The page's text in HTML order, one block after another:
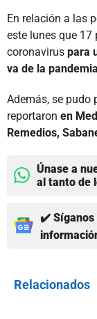
En relación a las
este lunes que
coronavirus para
va de la
Además, se pudo
reportaron en
Remedios,
Únase a
al tanto de
✔️ Síganos
Relacionados